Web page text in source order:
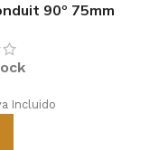
90º 75mm
Incluido
carrito